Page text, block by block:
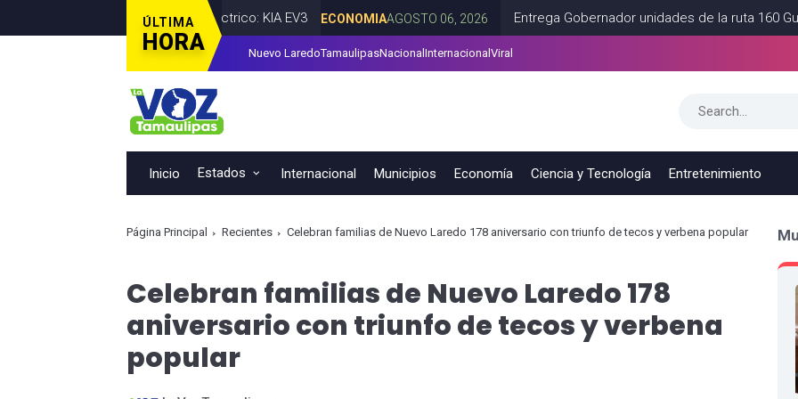
ÚLTIMA
HORA
León primer vehículo eléctrico: KIA EV3 ECONOMIAAGOSTO 06, 2026 Entrega Gobernador unidades de la ruta 160
Byron Cavazos facilitar la presentación de iniciativas ciudadanas en Tamaulipas
Nuevo LaredoTamaulipasNacional Internacional Viral
Inicio Estados Internacional Municipios Economía Ciencia y Tecnología Entretenimiento
Página Principal Recientes Celebran familias de Nuevo Laredo 178 aniversario con triunfo de tecos y verbena popular
Celebran familias de Nuevo Laredo 178
aniversario con triunfo de tecos y verbena
popular